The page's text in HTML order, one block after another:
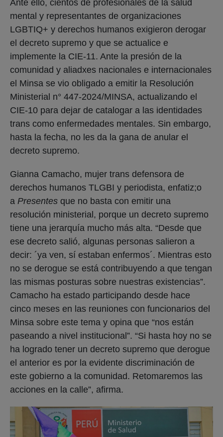
Ante ello, cientos de profesionales de la salud
mental y representantes de organizaciones
LGBTIQ+ y derechos humanos exigieron derogar
el decreto supremo y que se actualice e
implemente la CIE-11. Ante la presión de la
comunidad y aliadxes nacionales e internacionales
el Minsa se vio obligado a emitir la Resolución
Ministerial n° 447-2024/MINSA, actualizando el
CIE-10 para dejar de catalogar a las identidades
trans como enfermedades mentales. Sin embargo,
hasta la fecha, no les da la gana de anular el
decreto supremo.
Gianna Camacho, mujer trans defensora de
derechos humanos TLGBI y periodista, enfatiz;o
a Presentes que no basta con emitir una
resolución ministerial, porque un decreto supremo
tiene una jerarquía mucho más alta. “Desde que
ese decreto salió, algunas personas salieron a
decir: ´ya ven, sí estaban enfermos´. Mientras esto
no se derogue se está contribuyendo a que tengan
las mismas posturas sobre nuestras existencias”.
Camacho ha estado participando desde hace
cinco meses en las reuniones con funcionarios del
Minsa sobre este tema y opina que “nos están
paseando a nivel institucional”. “Si hasta hoy no se
ha logrado tener un decreto supremo que derogue
el anterior es por la evidente discriminación de
este gobierno a la comunidad. Retomaremos las
acciones en la calle”, afirma.